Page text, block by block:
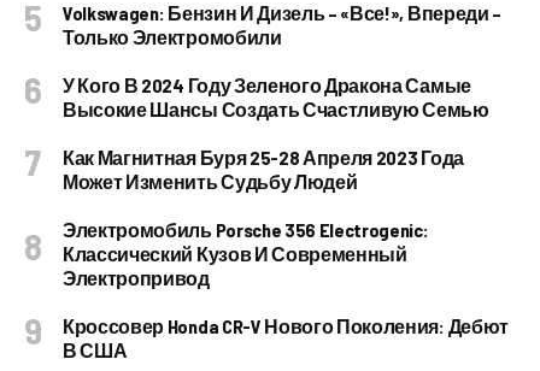
Volkswagen: Бензин И Дизель – «все!», Впереди –
Только Электромобили
У Кого В 2024 Году Зеленого Дракона Самые
Высокие Шансы Создать Счастливую Семью
Как Магнитная Буря 25-28 Апреля 2023 Года
Может Изменить Судьбу Людей
Электромобиль Porsche 356 Electrogenic:
Классический Кузов И Современный
Электропривод
Кроссовер Honda CR-V Нового Поколения: Дебют
В США